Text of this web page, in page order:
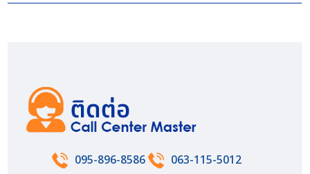
095-896-8586
063-115-5012